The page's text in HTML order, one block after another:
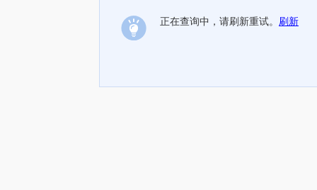
正在查询中，请刷新重试。 刷新